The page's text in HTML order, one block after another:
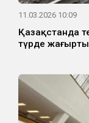
11.03.2026 10:09
Қазақстанда
түрде